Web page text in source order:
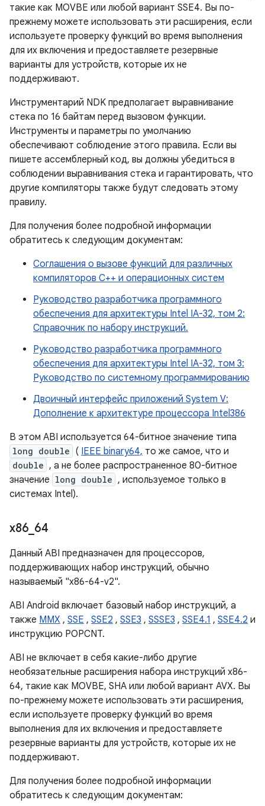
такие как MOVBE или любой вариант SSE4. Вы по-
прежнему можете использовать эти расширения, если
используете проверку функций во время выполнения
для их включения и предоставляете резервные
варианты для устройств, которые их не
поддерживают.
Инструментарий NDK предполагает выравнивание
стека по 16 байтам перед вызовом функции.
Инструменты и параметры по умолчанию
обеспечивают соблюдение этого правила. Если вы
пишете ассемблерный код, вы должны убедиться в
соблюдении выравнивания стека и гарантировать, что
другие компиляторы также будут следовать этому
правилу.
Для получения более подробной информации
обратитесь к следующим документам:
Соглашения о вызове функций для различных
компиляторов C++ и операционных систем
Руководство разработчика программного
обеспечения для архитектуры Intel IA-32, том 2:
Справочник по набору инструкций.
Руководство разработчика программного
обеспечения для архитектуры Intel IA-32, том 3:
Руководство по системному программированию
Двоичный интерфейс приложений System V:
Дополнение к архитектуре процессора Intel386
В этом ABI используется 64-битное значение типа
long double ( IEEE binary64, то же самое, что и
double , а не более распространенное 80-битное
значение long double , используемое только в
системах Intel).
x86 64
Данный ABI предназначен для процессоров,
поддерживающих набор инструкций, обычно
называемый "x86-64-v2".
ABI Android включает базовый набор инструкций, а
также MMX , SSE , SSE2 , SSE3 , SSSE3 , SSE4.1 , SSE4.2 и
инструкцию POPCNT.
ABI не включает в себя какие-либо другие
необязательные расширения набора инструкций x86-
64, такие как MOVBE, SHA или любой вариант AVX. Вы
по-прежнему можете использовать эти расширения,
если используете проверку функций во время
выполнения для их включения и предоставляете
резервные варианты для устройств, которые их не
поддерживают.
Для получения более подробной информации
обратитесь к следующим документам: